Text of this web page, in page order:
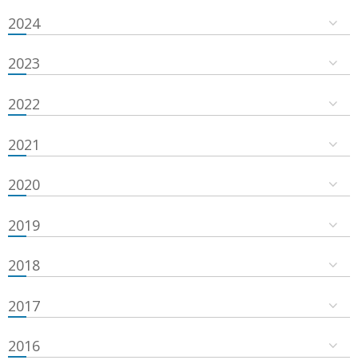
2024
2023
2022
2021
2020
2019
2018
2017
2016